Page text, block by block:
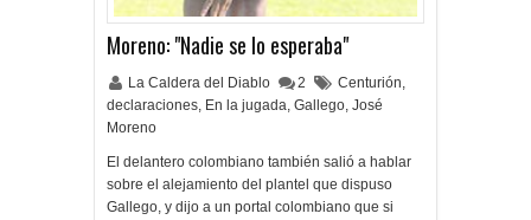
Moreno: "Nadie se lo esperaba"
La Caldera del Diablo 2 Centurión,
declaraciones, En la jugada, Gallego, José
Moreno
El delantero colombiano también salió a hablar
sobre el alejamiento del plantel que dispuso
Gallego, y dijo a un portal colombiano que si